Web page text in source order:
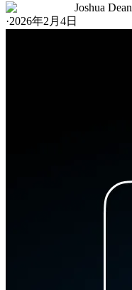
Joshua Dean
·2026年2月4日